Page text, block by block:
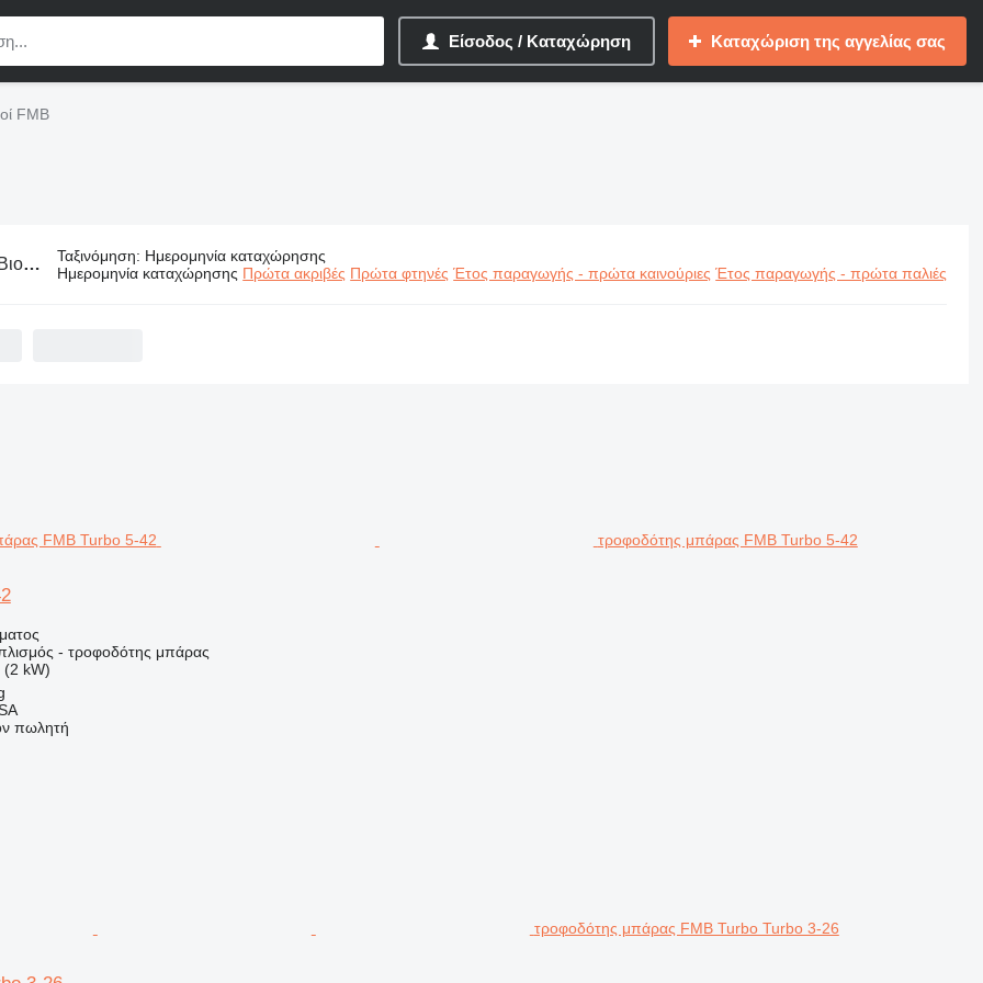
Είσοδος / Καταχώρηση Καταχώριση της αγγελίας σας
FMB
Βιομηχανικοί εξοπλισμοί FMB Ταξινόμηση: Ημερομηνία καταχώρησης
Ημερομηνία καταχώρησης Πρώτα ακριβές Πρώτα φτηνές Έτος παραγωγής - πρώτα καινούριες Έτος παραγωγής - πρώτα παλιές
τροφοδότης μπάρας FMB Turbo 5-42
- τροφοδότης μπάρας
(2 kW)
πωλητή
τροφοδότης μπάρας FMB Turbo Turbo 3-26